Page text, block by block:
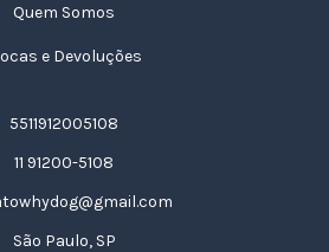
Quem Somos
e Devoluções
5511912005108
11 91200-5108
São Paulo, SP